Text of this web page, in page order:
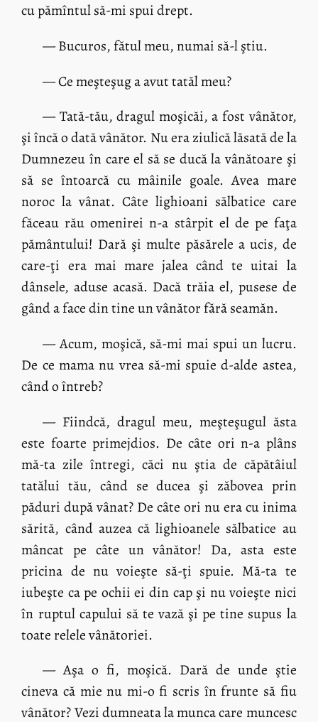
cu pămîntul să-mi spui drept.
— Bucuros, fătul meu, numai să-l ştiu.
— Ce meşteşug a avut tatăl meu?
— Tată-tău, dragul moşicăi, a fost vânător,
şi încă o dată vânător. Nu era ziulică lăsată de la
Dumnezeu în care el să se ducă la vânătoare şi
să se întoarcă cu mâinile goale. Avea mare
noroc la vânat. Câte lighioani sălbatice care
făceau rău omenirei n-a stârpit el de pe faţa
pământului! Dară şi multe păsărele a ucis, de
care-ţi era mai mare jalea când te uitai la
dânsele, aduse acasă. Dacă trăia el, pusese de
gând a face din tine un vânător fără seamăn.
— Acum, moşică, să-mi mai spui un lucru.
De ce mama nu vrea să-mi spuie d-alde astea,
când o întreb?
— Fiindcă, dragul meu, meşteşugul ăsta
este foarte primejdios. De câte ori n-a plâns
mă-ta zile întregi, căci nu ştia de căpătâiul
tatălui tău, când se ducea şi zăbovea prin
păduri după vânat? De câte ori nu era cu inima
sărită, când auzea că lighioanele sălbatice au
mâncat pe câte un vânător! Da, asta este
pricina de nu voieşte să-ţi spuie. Mă-ta te
iubeşte ca pe ochii ei din cap şi nu voieşte nici
în ruptul capului să te vază şi pe tine supus la
toate relele vânătoriei.
— Aşa o fi, moşică. Dară de unde ştie
cineva că mie nu mi-o fi scris în frunte să fiu
vânător? Vezi dumneata la munca care muncesc